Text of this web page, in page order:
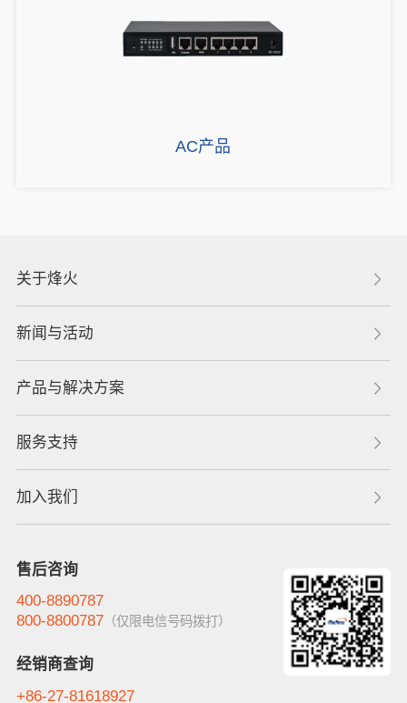
AC产品
关于烽火
新闻与活动
产品与解决方案
服务支持
加入我们
售后咨询
400-8890787
800-8800787（仅限电信号码拨打）
经销商查询
+86-27-81618927